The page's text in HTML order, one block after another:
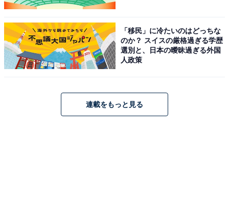
「移民」に冷たいのはどっちな
のか？ スイスの厳格過ぎる学歴
選別と、日本の曖昧過ぎる外国
人政策
連載をもっと見る